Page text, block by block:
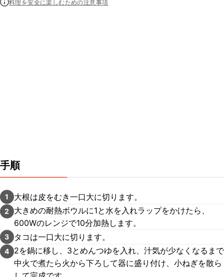
料理を安全に楽しむための注意事項
手順
1 大根は皮をむき一口大に切ります。
2
大きめの耐熱ボウルに1と水を入れラップをかけたら、
600Wのレンジで10分加熱します。
3 タコは一口大に切ります。
4
2を鍋に移し、3とめんつゆを入れ、汁気が少なくなるまで
中火で煮たら火から下ろして器に盛り付け、小ねぎを散ら